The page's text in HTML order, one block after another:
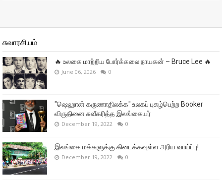
சுவாரசியம்
🔥 உலகை மாற்றிய போர்க்கலை நாயகன் – Bruce Lee 🔥
June 06, 2026 0
"ஷெஹான் கருணாதிலக்க" உலகப் புகழ்பெற்ற Booker
விருதினை சுவீகரித்த இலங்கையர்
December 19, 2022 0
இலங்கை மக்களுக்கு கிடைக்கவுள்ள அரிய வாய்ப்பு!
December 19, 2022 0